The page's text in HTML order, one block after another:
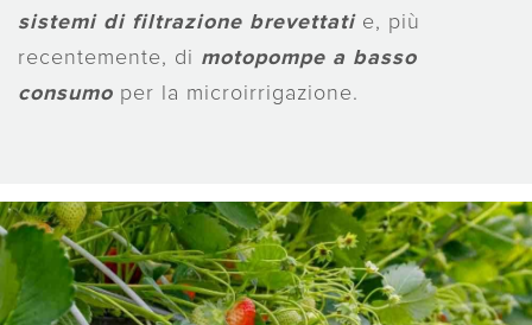
sistemi di filtrazione brevettatie, più
recentemente, di motopompe a basso
consumo per la microirrigazione.